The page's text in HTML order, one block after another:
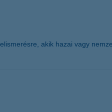
akik hazai vagy